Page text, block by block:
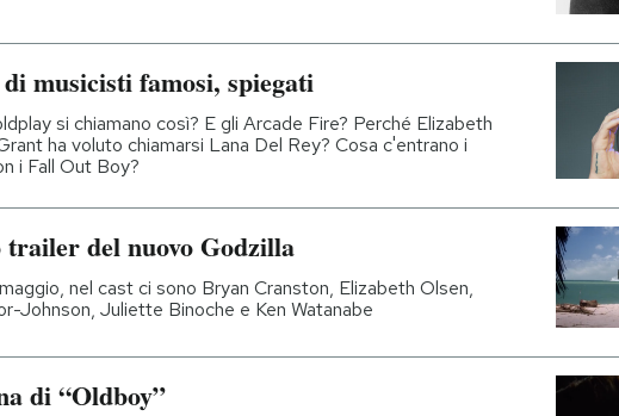
musicisti famosi, spiegati
si chiamano così? E gli Arcade Fire? Perché Elizabeth
ha voluto chiamarsi Lana Del Rey? Cosa c'entrano i
i Fall Out Boy?
del nuovo Godzilla
nel cast ci sono Bryan Cranston, Elizabeth Olsen,
Johnson, Juliette Binoche e Ken Watanabe
di “Oldboy”